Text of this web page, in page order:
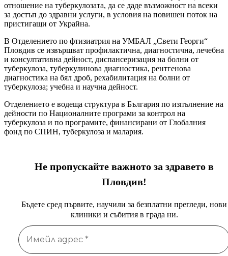
отношение на туберкулозата, да се даде възможност на всеки
за достъп до здравни услуги, в условия на повишен поток на
пристигащи от Украйна.
В Отделението по фтизиатрия на УМБАЛ „Свети Георги“
Пловдив се извършват профилактична, диагностична, лечебна
и консултативна дейност, диспансеризация на болни от
туберкулоза, туберкулинова диагностика, рентгенова
диагностика на бял дроб, рехабилитация на болни от
туберкулоза; учебна и научна дейност.
Отделението е водеща структура в България по изпълнение на
дейности по Националните програми за контрол на
туберкулоза и по програмите, финансирани от Глобалния
фонд по СПИН, туберкулоза и малария.
Не пропускайте важното за здравето в
Пловдив!
Бъдете сред първите, научили за безплатни прегледи, нови
клиники и събития в града ни.